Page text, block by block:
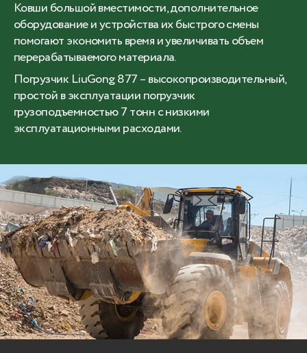
Ковши большой вместимости, дополнительное
оборудование и устройства их быстрого смены
помогают экономить время и увеличивать объем
перерабатываемого материала.
Погрузчик LiuGong 877 – высокопроизводительный,
простой в эксплуатации погрузчик
грузоподъемностью 7 тонн с низкими
эксплуатационными расходами.